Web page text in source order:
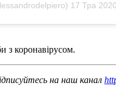
17 Тра 2020 р. о 12:53 PDT
з коронавірусом.
на наш канал